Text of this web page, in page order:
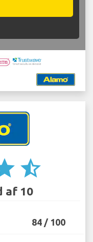
star_half
af 10
84 / 100